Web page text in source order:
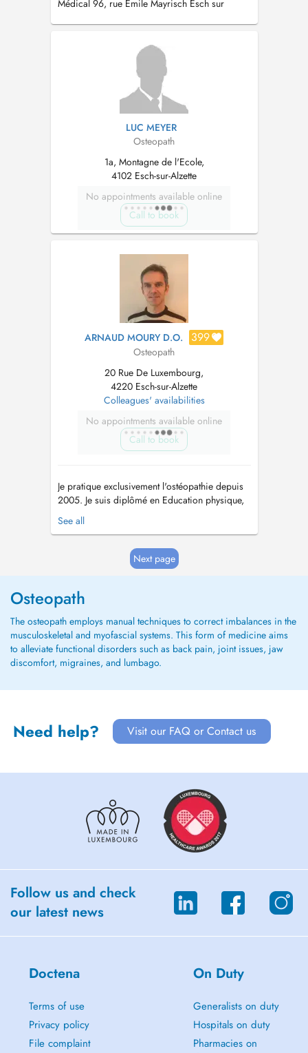
Médical 96, rue Emile Mayrisch Esch sur
LUC MEYER
Osteopath
1a, Montagne de l'Ecole,
4102 Esch-sur-Alzette
No appointments available online
Call to book
ARNAUD MOURY D.O. 399
Osteopath
20 Rue De Luxembourg,
4220 Esch-sur-Alzette
Colleagues' availabilities
No appointments available online
Call to book
Je pratique exclusivement l'ostéopathie depuis
2005. Je suis diplômé en Education physique,
en kinéthérapie et en ostéopathie. Lors d'une
séance, toutes les sphères seront abordées, à
neurologique et musculo-squelettique. Les
techniques (fonctionnelles e...
See all
Next page
Osteopath
The osteopath employs manual techniques to correct imbalances in the
musculoskeletal and myofascial systems. This form of medicine aims
to alleviate functional disorders such as back pain, joint issues, jaw
discomfort, migraines, and lumbago.
Need help? Visit our FAQ or Contact us
Follow us and check
our latest news
Doctena
Terms of use
Privacy policy
File complaint
On Duty
Generalists on duty
Hospitals on duty
Pharmacies on